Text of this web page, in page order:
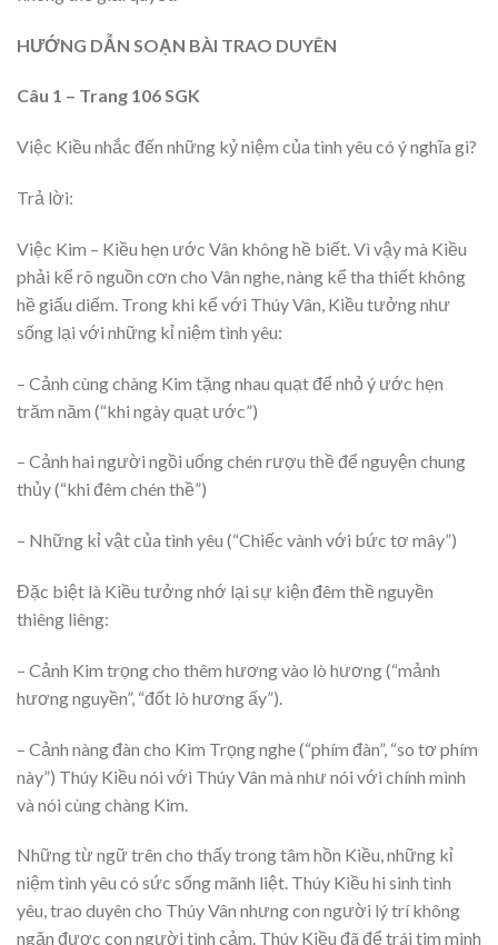
HƯỚNG DẪN SOẠN BÀI TRAO DUYÊN
Câu 1 – Trang 106 SGK
Việc Kiều nhắc đến những kỷ niệm của tình yêu có ý nghĩa gì?
Trả lời:
Việc Kim – Kiều hẹn ước Vân không hề biết. Vì vậy mà Kiều
phải kể rõ nguồn cơn cho Vân nghe, nàng kể tha thiết không
hề giấu diếm. Trong khi kể với Thúy Vân, Kiều tưởng như
sống lại với những kỉ niệm tình yêu:
– Cảnh cùng chàng Kim tặng nhau quạt để nhỏ ý ước hẹn
trăm năm (“khi ngày quạt ước”)
– Cảnh hai người ngồi uống chén rượu thề để nguyện chung
thủy (“khi đêm chén thề”)
– Những kỉ vật của tình yêu (“Chiếc vành với bức tơ mây”)
Đặc biệt là Kiều tưởng nhớ lại sự kiện đêm thề nguyền
thiêng liêng:
– Cảnh Kim trọng cho thêm hương vào lò hương (“mảnh
hương nguyền”, “đốt lò hương ấy”).
– Cảnh nàng đàn cho Kim Trọng nghe (“phím đàn”, “so tơ phím
này”) Thúy Kiều nói với Thúy Vân mà như nói với chính mình
và nói cùng chàng Kim.
Những từ ngữ trên cho thấy trong tâm hồn Kiều, những kỉ
niệm tình yêu có sức sống mãnh liệt. Thúy Kiều hi sinh tình
yêu, trao duyên cho Thúy Vân nhưng con người lý trí không
ngăn được con người tình cảm. Thúy Kiều đã để trái tim mình